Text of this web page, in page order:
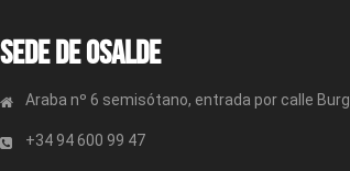
Sede de OSALDE
Araba nº 6 semisótano, entrada por calle
+34 94 600 99 47